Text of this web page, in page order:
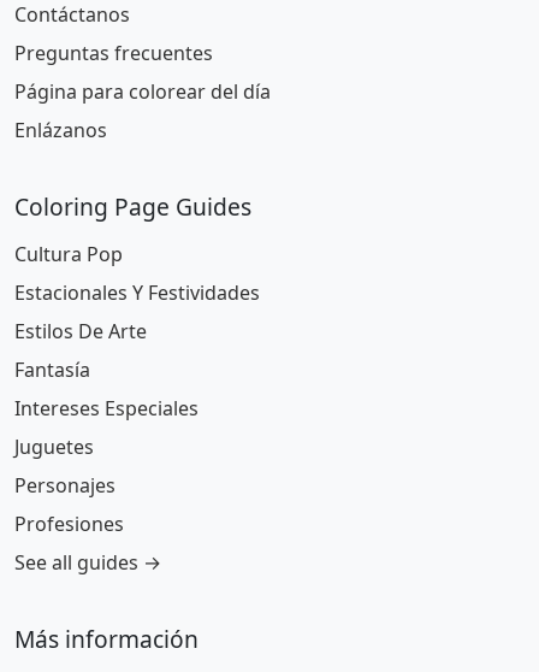
Contáctanos
Preguntas frecuentes
Página para colorear del día
Enlázanos
Coloring Page Guides
Cultura Pop
Estacionales Y Festividades
Estilos De Arte
Fantasía
Intereses Especiales
Juguetes
Personajes
Profesiones
See all guides →
Más información